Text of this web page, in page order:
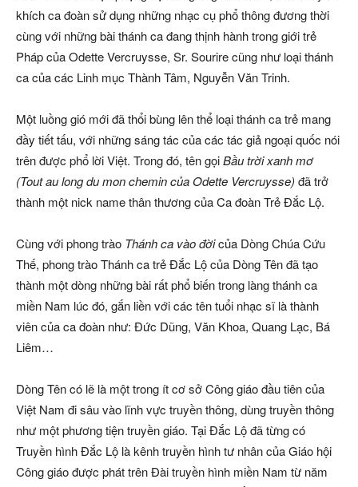
khích ca đoàn sử dụng những nhạc cụ phổ thông đương thời
cùng với những bài thánh ca đang thịnh hành trong giới trẻ
Pháp của Odette Vercruysse, Sr. Sourire cũng như loại thánh
ca của các Linh mục Thành Tâm, Nguyễn Văn Trinh.
Một luồng gió mới đã thổi bùng lên thể loại thánh ca trẻ mang
đầy tiết tấu, với những sáng tác của các tác giả ngoại quốc nói
trên được phổ lời Việt. Trong đó, tên gọiBầu trời xanh mơ
(Tout au long du mon chemin của Odette Vercruysse) đã trở
thành một nick name thân thương của Ca đoàn Trẻ Đắc Lộ.
Cùng với phong trào Thánh ca vào đờicủa Dòng Chúa Cứu
Thế, phong trào Thánh ca trẻ Đắc Lộ của Dòng Tên đã tạo
thành một dòng những bài rất phổ biến trong làng thánh ca
miền Nam lúc đó, gắn liền với các tên tuổi nhạc sĩ là thành
viên của ca đoàn như: Đức Dũng, Văn Khoa, Quang Lạc, Bá
Liêm…
Dòng Tên có lẽ là một trong ít cơ sở Công giáo đầu tiên của
Việt Nam đi sâu vào lĩnh vực truyền thông, dùng truyền thông
như một phương tiện truyền giáo. Tại Đắc Lộ đã từng có
Truyền hình Đắc Lộ là kênh truyền hình tư nhân của Giáo hội
Công giáo được phát trên Đài truyền hình miền Nam từ năm